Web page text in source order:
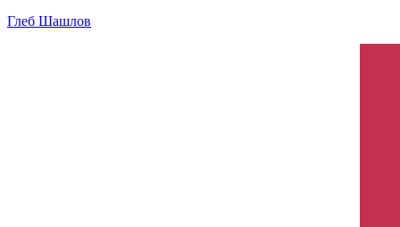
Глеб Шашлов